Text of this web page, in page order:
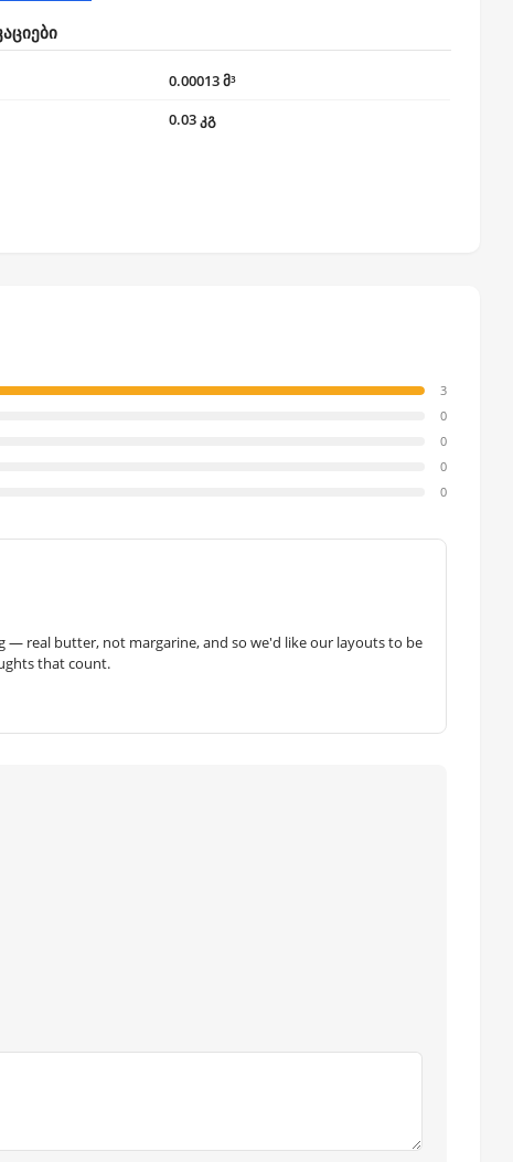
0.00013 მ³
0.03 კგ
3
0
0
0
0
— real butter, not margarine, and so we'd like our layouts to be
that count.